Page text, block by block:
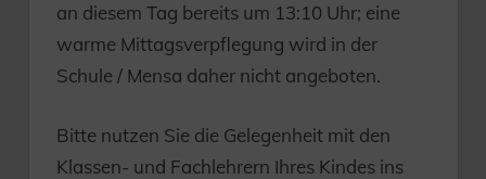
an diesem Tag bereits um 13:10 Uhr; eine
warme Mittagsverpflegung wird in der
Schule / Mensa daher nicht angeboten.
Bitte nutzen Sie die Gelegenheit mit den
Klassen- und Fachlehrern Ihres Kindes ins